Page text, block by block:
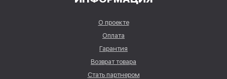
О проекте
Оплата
Гарантия
Возврат товара
Стать партнером